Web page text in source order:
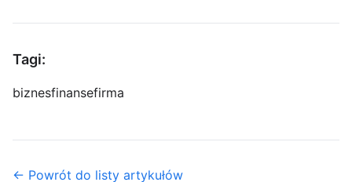
Tagi:
biznesfinansefirma
← Powrót do listy artykułów